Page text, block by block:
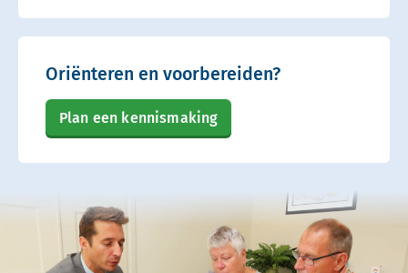
Oriënteren en voorbereiden?
Plan een kennismaking